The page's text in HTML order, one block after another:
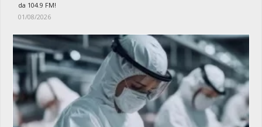
da 104.9 FM!
01/08/2026